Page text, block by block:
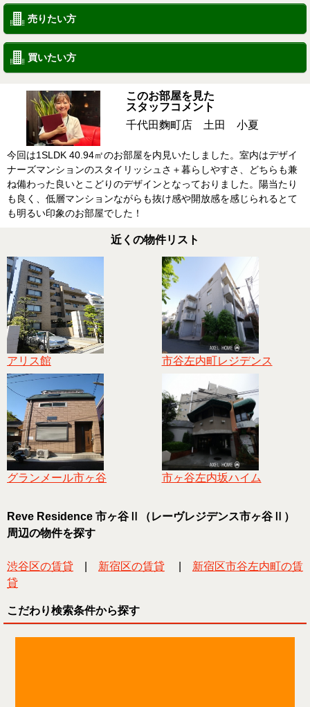
売りたい方
買いたい方
このお部屋を見た
スタッフコメント
千代田麴町店 土田 小夏
今回は1SLDK 40.94㎡のお部屋を内見いたしました。室内はデザイ
ナーズマンションのスタイリッシュさ＋暮らしやすさ、どちらも兼
ね備わった良いとこどりのデザインとなっておりました。陽当たり
も良く、低層マンションながらも抜け感や開放感を感じられるとて
も明るい印象のお部屋でした！
近くの物件リスト
アリス館 市谷左内町レジデンス
グランメール市ヶ谷 市ヶ谷左内坂ハイム
Reve Residence 市ヶ谷Ⅱ（レーヴレジデンス市ヶ谷Ⅱ）
周辺の物件を探す
渋谷区の賃貸 新宿区の賃貸
新宿区市谷左内町の賃
貸
こだわり検索条件から探す